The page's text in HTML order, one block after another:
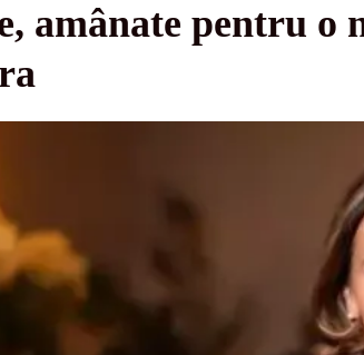
amânate pentru o